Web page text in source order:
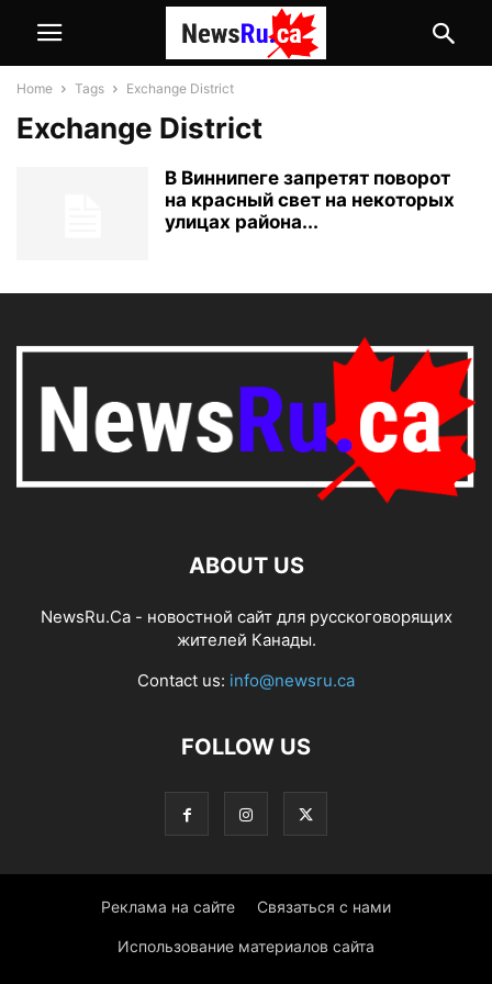
Home Tags Exchange District
Exchange District
В Виннипеге запретят поворот
на красный свет на некоторых
улицах района...
ABOUT US
NewsRu.Ca - новостной сайт для русскоговорящих
жителей Канады.
Contact us: info@newsru.ca
FOLLOW US
Реклама на сайте Связаться с нами
Использование материалов сайта